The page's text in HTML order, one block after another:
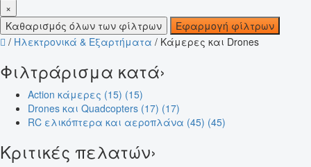
×
Καθαρισμός όλων των φίλτρων
Εφαρμογή φίλτρων
/ Ηλεκτρονικά & Εξαρτήματα / Κάμερες και Drones
Φιλτράρισμα κατά›
Action κάμερες (15) (15)
Drones και Quadcopters (17) (17)
RC ελικόπτερα και αεροπλάνα (45) (45)
Κριτικές πελατών›